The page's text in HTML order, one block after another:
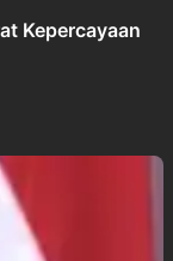
Kepercayaan